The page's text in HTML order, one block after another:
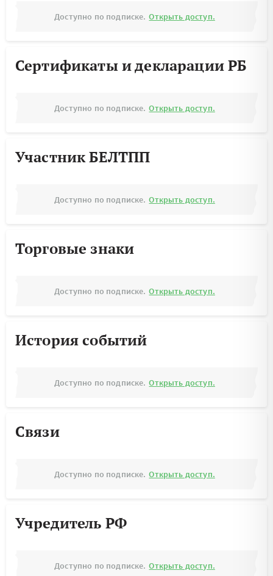
Доступно по подписке. Открыть доступ.
Сертификаты и декларации РБ
Доступно по подписке. Открыть доступ.
Участник БЕЛТПП
Доступно по подписке. Открыть доступ.
Торговые знаки
Доступно по подписке. Открыть доступ.
История событий
Доступно по подписке. Открыть доступ.
Связи
Доступно по подписке. Открыть доступ.
Учредитель РФ
Доступно по подписке. Открыть доступ.